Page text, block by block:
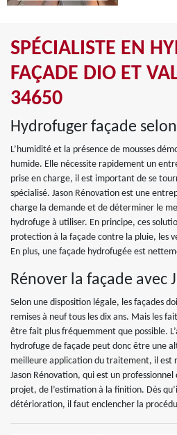
SPÉCIALISTE EN
FAÇADE DIO ET
34650
Hydrofuger façade
L’humidité et la présence de mousses
humide. Elle nécessite rapidement un
prise en charge, il est important de se
spécialisé. Jason Rénovation est une
charge la demande et de déterminer le
hydrofuge à utiliser. En principe, ces
protection à la façade contre la pluie, les
En plus, une façade hydrofugée est
Rénover la façade avec
Selon une disposition légale, les façades
remises à neuf tous les dix ans. Mais les
être fait plus fréquemment que possible.
hydrofuge de façade peut donc être une
meilleure application du traitement, il est
Jason Rénovation, qui est un
projet, de l’estimation à la finition. Dès
détérioration, il faut enclencher la